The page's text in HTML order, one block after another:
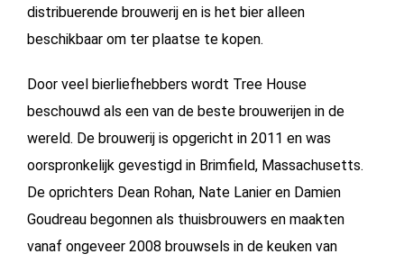
distribuerende brouwerij en is het bier alleen
beschikbaar om ter plaatse te kopen.
Door veel bierliefhebbers wordt Tree House
beschouwd als een van de beste brouwerijen in de
wereld. De brouwerij is opgericht in 2011 en was
oorspronkelijk gevestigd in Brimfield, Massachusetts.
De oprichters Dean Rohan, Nate Lanier en Damien
Goudreau begonnen als thuisbrouwers en maakten
vanaf ongeveer 2008 brouwsels in de keuken van